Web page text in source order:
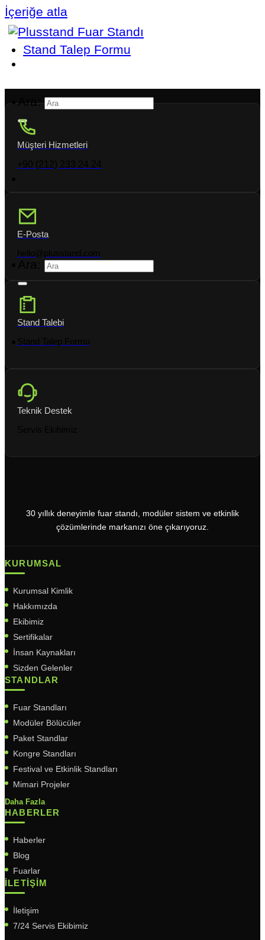
İçeriğe atla
Stand Talep Formu
Ara:
Müşteri Hizmetleri
E-Posta
Stand Talebi
Teknik Destek
30 yıllık deneyimle fuar standı, modüler sistem ve etkinlik
çözümlerinde markanızı öne çıkarıyoruz.
KURUMSAL
Kurumsal Kimlik
Hakkımızda
Ekibimiz
Sertifikalar
İnsan Kaynakları
Sizden Gelenler
STANDLAR
Fuar Standları
Modüler Bölücüler
Paket Standlar
Kongre Standları
Festival ve Etkinlik Standları
Mimari Projeler
Daha Fazla
HABERLER
Haberler
Blog
Fuarlar
İLETIŞIM
İletişim
7/24 Servis Ekibimiz